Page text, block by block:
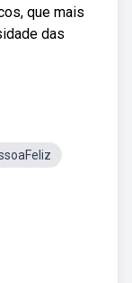
que mais
das